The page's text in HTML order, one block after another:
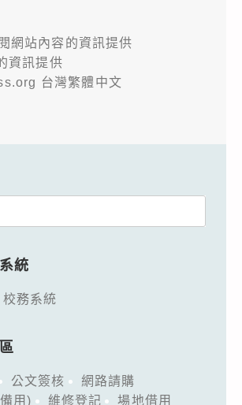
網站內容的資訊提供
資訊提供
台灣繁體中文
統
務系統
公文簽核
網路請購
用)
維修登記
場地借用